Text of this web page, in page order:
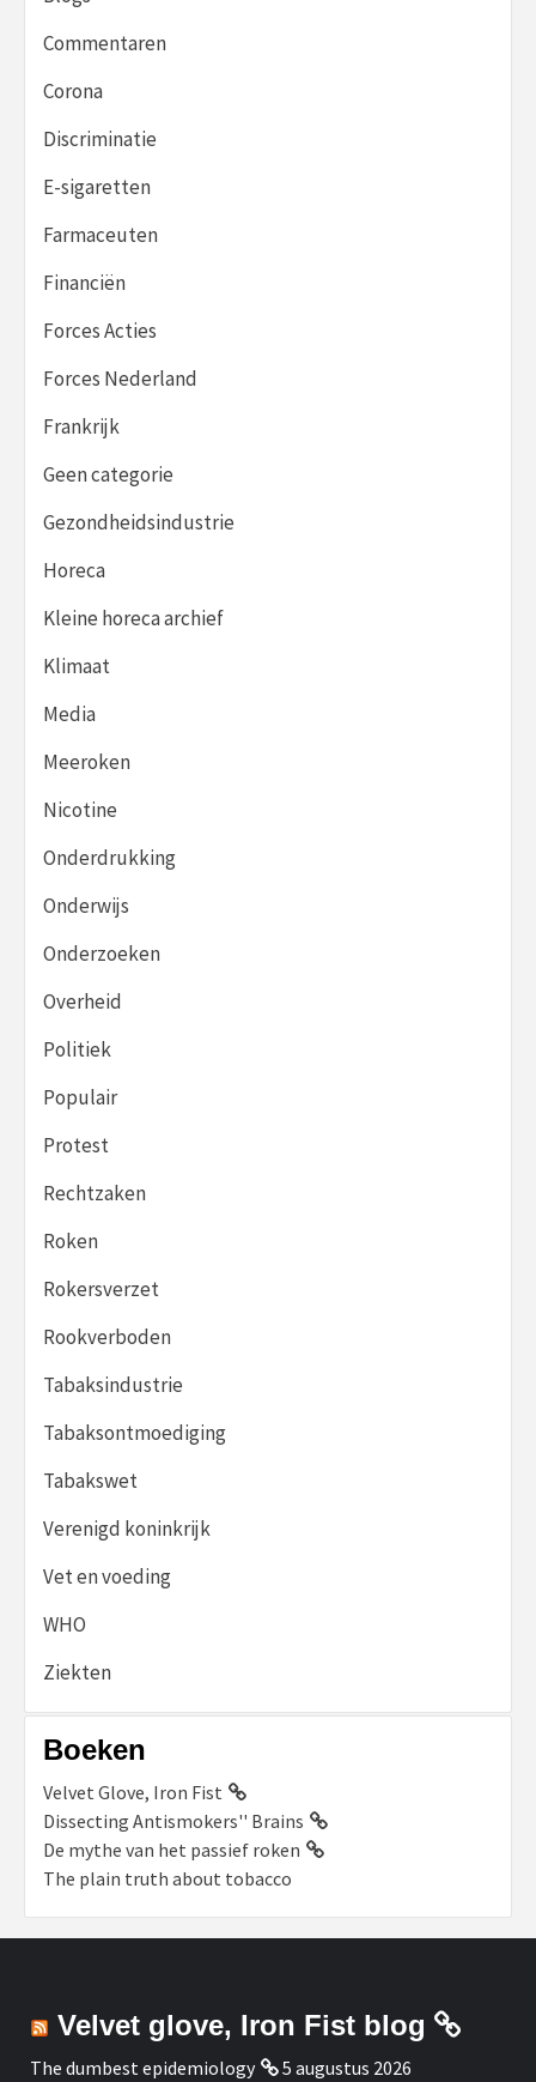
Commentaren
Corona
Discriminatie
E-sigaretten
Farmaceuten
Financiën
Forces Acties
Forces Nederland
Frankrijk
Geen categorie
Gezondheidsindustrie
Horeca
Kleine horeca archief
Klimaat
Media
Meeroken
Nicotine
Onderdrukking
Onderwijs
Onderzoeken
Overheid
Politiek
Populair
Protest
Rechtzaken
Roken
Rokersverzet
Rookverboden
Tabaksindustrie
Tabaksontmoediging
Tabakswet
Verenigd koninkrijk
Vet en voeding
WHO
Ziekten
Boeken
Velvet Glove, Iron Fist
Dissecting Antismokers'' Brains
De mythe van het passief roken
The plain truth about tobacco
Velvet glove, Iron Fist blog
The dumbest epidemiology
5 augustus 2026